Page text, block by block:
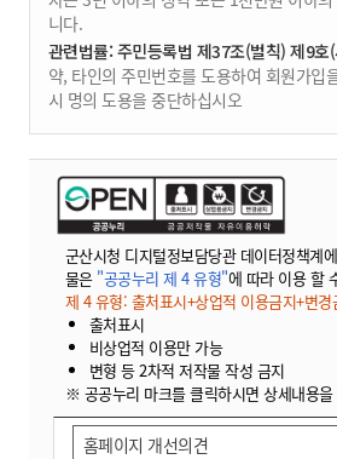
니다.
관련법률: 주민등록법 제37조(벌칙) 제9
약, 타인의 주민번호를 도용하여 회원가입
시 명의 도용을 중단하십시오
군산시청 디지털정보담당관 데이터정책계
물은 "공공누리 제 4 유형"에 따라 이용 할
제 4 유형: 출처표시+상업적 이용금지+변경
출처표시
비상업적 이용만 가능
변형 등 2차적 저작물 작성 금지
※ 공공누리 마크를 클릭하시면 상세내용
홈페이지 개선의견